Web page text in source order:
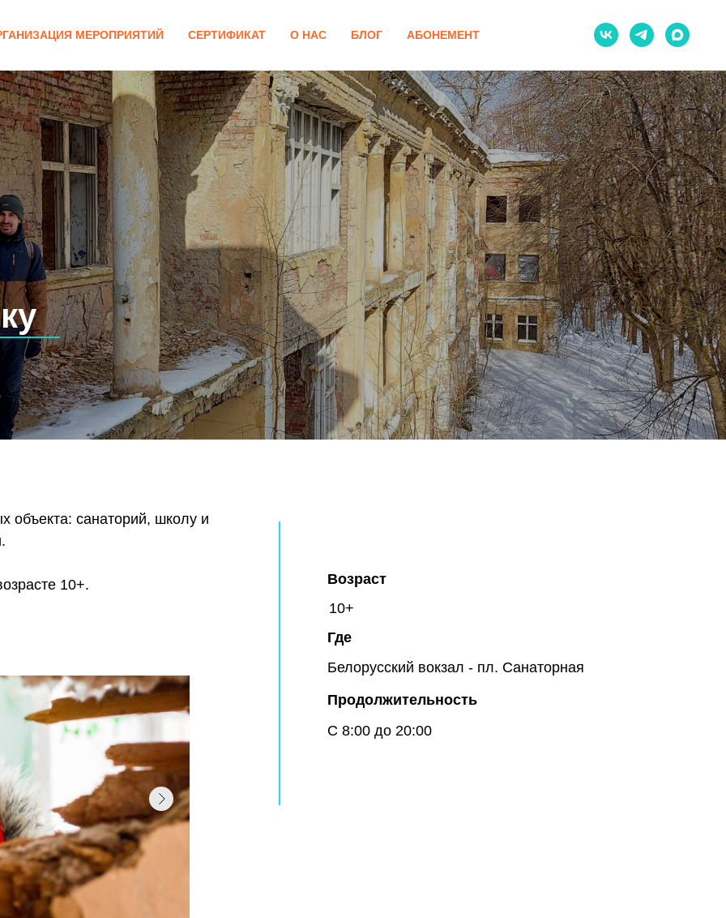
МЕРОПРИЯТИЙ СЕРТИФИКАТ О НАС БЛОГ АБОНЕМЕНТ
объекта: санаторий, школу и
10+. Возраст
Где
Продолжительность
С 8:00 до 20:00
Белорусский вокзал - пл. Санаторная
10+